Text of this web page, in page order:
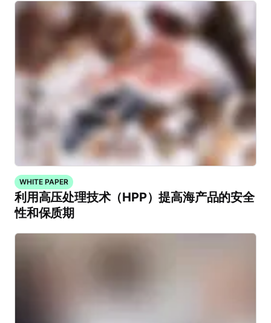
WHITE PAPER
利用高压处理技术（HPP）提高海产品的安全
性和保质期